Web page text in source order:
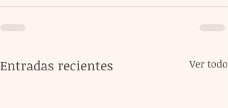
Entradas recientes Ver todo